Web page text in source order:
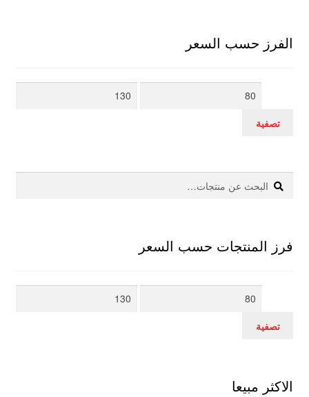
الفرز حسب السعر
أدنى
أعلى
تصفية
البحث
عن:
بحث
فرز المنتجات حسب السعر
أدنى
أعلى
تصفية
الاكثر مبيعا